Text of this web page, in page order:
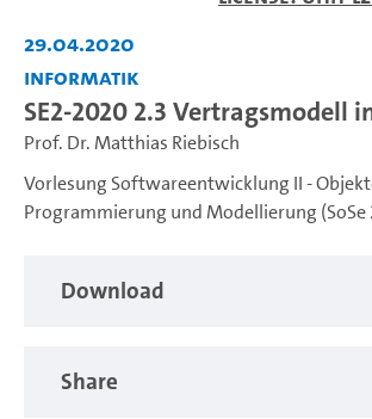
29.04.2020
Informatik
SE2-2020 2.3 Vertragsmodell
Prof. Dr. Matthias Riebisch
Vorlesung Softwareentwicklung II -
Programmierung und Modellierung (SoSe
Download
Share